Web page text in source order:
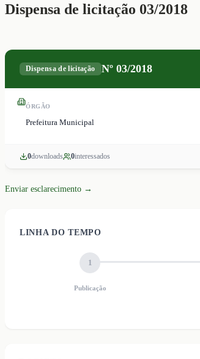
Dispensa de licitação 03/2018
Dispensa de licitação Nº 03/2018
ÓRGÃO
Prefeitura Municipal
0downloads 0interessados
Enviar esclarecimento →
LINHA DO TEMPO
1
Publicação